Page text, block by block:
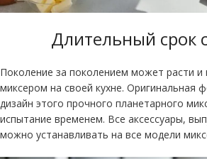
Длительный срок
Поколение за поколением может расти и
миксером на своей кухне. Оригинальная
дизайн этого прочного планетарного
испытание временем. Все аксессуары,
можно устанавливать на все модели